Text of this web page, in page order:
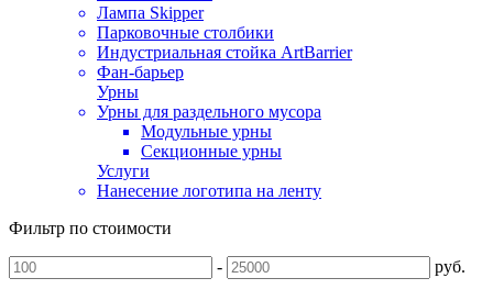
Лампа Skipper
Парковочные столбики
Индустриальная стойка ArtBarrier
Фан-барьер
Урны
Урны для раздельного мусора
Модульные урны
Секционные урны
Услуги
Нанесение логотипа на ленту
Фильтр по стоимости
- руб.